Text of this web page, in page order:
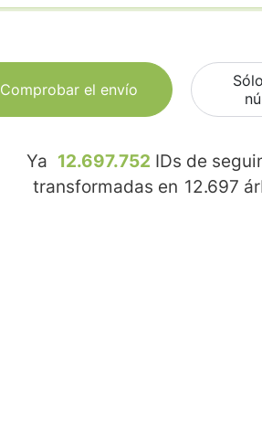
Comprobar el envío
Ya 12.697.752 IDs de
transformadas en 12.697